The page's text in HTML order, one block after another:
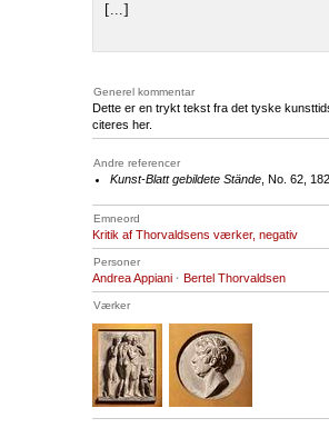
[...]
Generel kommentar
Dette er en trykt tekst fra det tyske
citeres her.
Andre referencer
Kunst-Blatt gebildete Stände , No. 62,
Emneord
Kritik af Thorvaldsens værker, negativ
Personer
Andrea Appiani · Bertel Thorvaldsen
Værker